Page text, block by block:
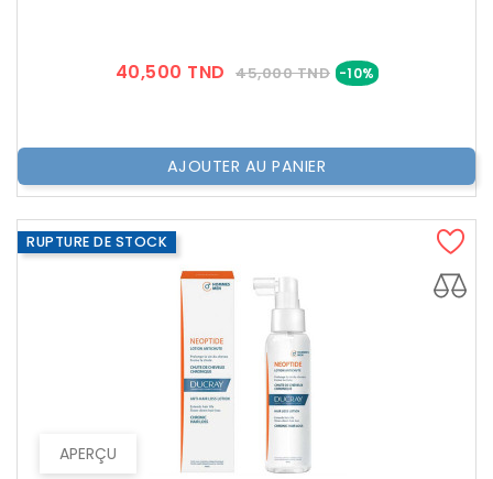
40,500 TND Prix
45,000 TND -10% Prix
AJOUTER AU PANIER
APERÇU
RUPTURE DE STOCK